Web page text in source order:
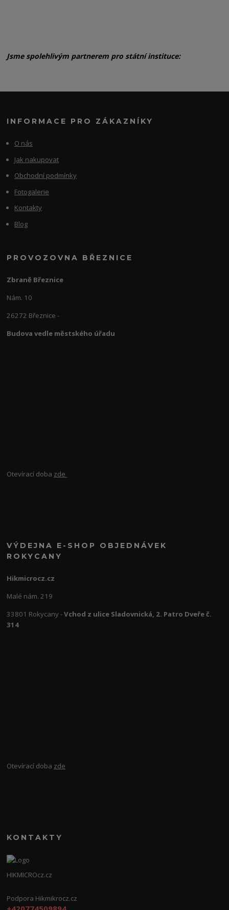
Jsme spolehlivým partnerem pro státní instituce:
INFORMACE PRO ZÁKAZNÍKY
O nás
Jak nakupovat
Obchodní podmínky
Fotogalerie
Kontakty
Blog
PROVOZOVNA BŘEZNICE
Zbraně Březnice
Nám. 10
26272 Březnice -
Budova vedle městského úřadu
Otevírací doba zde
VÝDEJNA E-SHOP OBJEDNÁVEK
ROKYCANY
Hikmicrocz.cz
Malé nám. 219
33801 Rokycany -Vchod z ulice Sladovnická, 2. Patro Dveře č.
314
Otevírací doba zde
KONTAKTY
HIKMICROcz.cz
Podpora Hikmikrocz.cz